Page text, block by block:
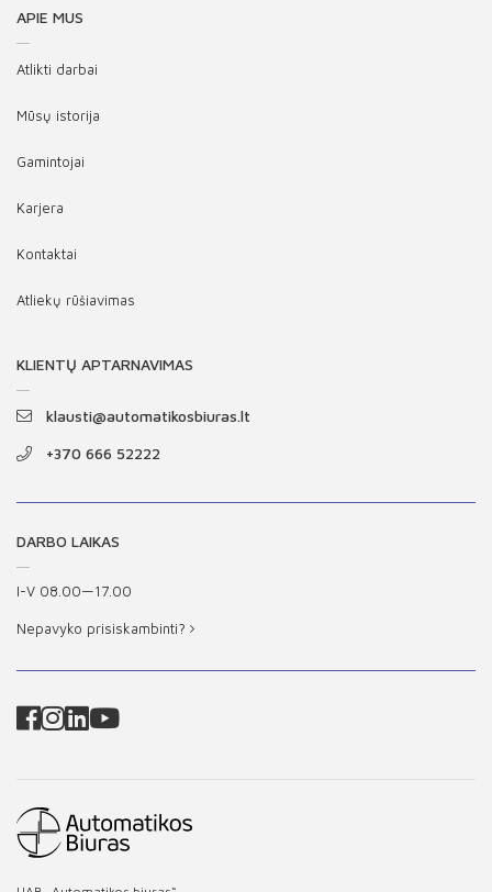
APIE MUS
Atlikti darbai
Mūsų istorija
Gamintojai
Karjera
Kontaktai
Atliekų rūšiavimas
KLIENTŲ APTARNAVIMAS
klausti@automatikosbiuras.lt
+370 666 52222
DARBO LAIKAS
I-V 08.00—17.00
Nepavyko prisiskambinti?